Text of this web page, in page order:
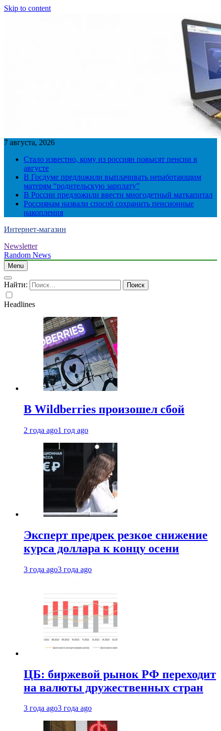
Skip to content
7 августа, 2026
Стало известно, кому из россиян повысят пенсии в
августе
В Госдуме предложили выплачивать неработающим
матерям “родительскую зарплату”
В России предложили ввести многодетный маткапитал
Россиянам назвали способ сохранить пенсионные
накопления
Интернет-магазин
Newsletter
Random News
Menu
Найти:
Headlines
В Wildberries произошел сбой
2 года ago1 год ago
Эксперт предрек резкое снижение
курса доллара к концу осени
3 года ago3 года ago
ЦБ: биржевой рынок РФ переходит
на валюты дружественных стран
3 года ago3 года ago